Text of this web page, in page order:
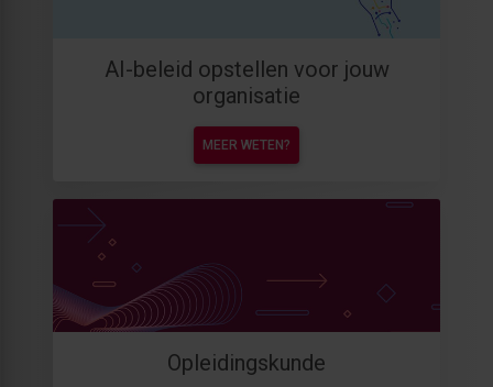
AI-beleid opstellen voor jouw
organisatie
MEER WETEN?
Opleidingskunde